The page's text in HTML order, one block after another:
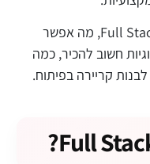
במדריך הזה נבין מה עושה מפתח Full Stack, מה אפשר
חשוב להכיר, כמה
קריירה בפיתוח.